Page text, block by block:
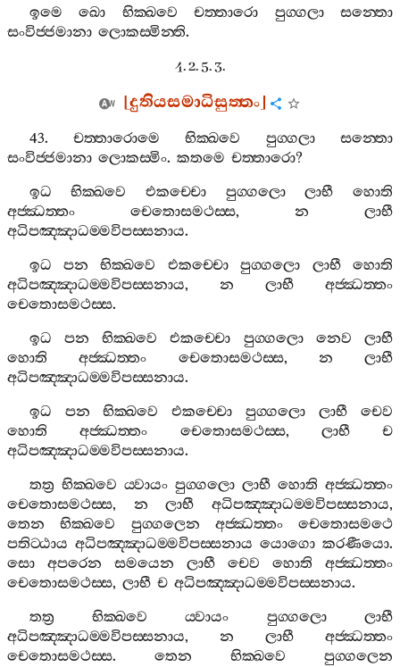
ඉමෙ ඛො භික‍්ඛවෙ චත‍්තාරො පුග‍්ගලා
සන‍්තො
සංවිජ‍්ජමානා ලොකස‍්මින‍්ති.
4. 2. 5. 3.
[දුතියසමාධිසුත‍්තං]
43. චත‍්තාරොමෙ භික‍්ඛවෙ පුග‍්ගලා
සන‍්තො
සංවිජ‍්ජමානා ලොකස‍්මිං. කතමෙ චත‍්තාරො?
ඉධ
භික‍්ඛවෙ එකච‍්චො පුග‍්ගලො ලාභී
හොති
අජ‍්ඣත‍්තං
චෙතොසමථස‍්ස, න
ලාභී
අධිපඤ‍්ඤාධම‍්මවිපස‍්සනාය.
ඉධ
පන භික‍්ඛවෙ එකච‍්චො පුග‍්ගලො ලාභී
හොති
අධිපඤ‍්ඤාධම‍්මවිපස‍්සනාය, න ලාභී
අජ‍්ඣත‍්තං
චෙතොසමථස‍්ස.
ඉධ
පන භික‍්ඛවෙ එකච‍්චො පුග‍්ගලො නෙව
ලාභී
හොති
අජ‍්ඣත‍්තං චෙතොසමථස‍්ස, න
ලාභී
අධිපඤ‍්ඤාධම‍්මවිපස‍්සනාය.
ඉධ
පන භික‍්ඛවෙ එකච‍්චො පුග‍්ගලො ලාභී
චෙව
හොති
අජ‍්ඣත‍්තං චෙතොසමථස‍්ස, ලාභී
ච
අධිපඤ‍්ඤාධම‍්මවිපස‍්සනාය.
තත්‍ර භික‍්ඛවෙ ය‍්වායං පුග‍්ගලො ලාභී හොති අජ‍්ඣත‍්තං
චෙතොසමථස‍්ස, න ලාභී අධිපඤ‍්ඤාධම‍්මවිපස‍්සනාය,
තෙන
භික‍්ඛවෙ පුග‍්ගලෙන අජ‍්ඣත‍්තං
චෙතොසමථෙ
පතිට‍්ඨාය අධිපඤ‍්ඤාධම‍්මවිපස‍්සනාය යොගො කරණීයො.
සො
අපරෙන සමයෙන ලාභී චෙව හොති
අජ‍්ඣත‍්තං
චෙතොසමථස‍්ස, ලාභී ච අධිපඤ‍්ඤාධම‍්මවිපස‍්සනාය.
තත්‍ර
භික‍්ඛවෙ ය‍්වායං පුග‍්ගලො
ලාභී
අධිපඤ‍්ඤාධම‍්මවිපස‍්සනාය, න ලාභී
අජ‍්ඣත‍්තං
චෙතොසමථස‍්ස. තෙන භික‍්ඛවෙ
පුග‍්ගලෙන